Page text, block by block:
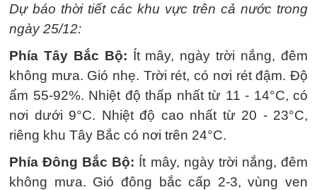
Dự báo thời tiết các khu vực trên cả nước trong
ngày 25/12:
Phía Tây Bắc Bộ: Ít mây, ngày trời nắng, đêm
không mưa. Gió nhẹ. Trời rét, có nơi rét đậm. Độ
ẩm 55-92%. Nhiệt độ thấp nhất từ 11 - 14°C, có
nơi dưới 9°C. Nhiệt độ cao nhất từ 20 - 23°C,
riêng khu Tây Bắc có nơi trên 24°C.
Phía Đông Bắc Bộ: Ít mây, ngày trời nắng, đêm
không mưa. Gió đông bắc cấp 2-3, vùng ven